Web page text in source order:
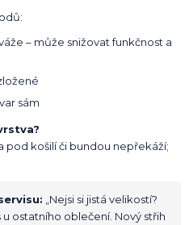
– může snižovat funkčnost a
sám
pod košilí či bundou nepřekáží;
„Nejsi si jistá velikostí?
ostatního oblečení. Nový střih